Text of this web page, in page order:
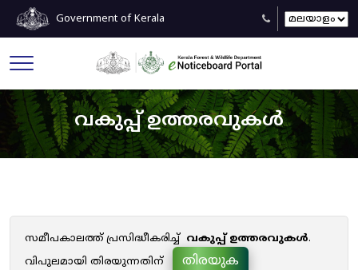
Government of Kerala
വകുപ്പ് ഉത്തരവുകൾ
സമീപകാലത്ത് പ്രസിദ്ധീകരിച്ച് വകുപ്പ് ഉത്തരവുകൾ.
വിപുലമായി തിരയുന്നതിന്
തിരയുക